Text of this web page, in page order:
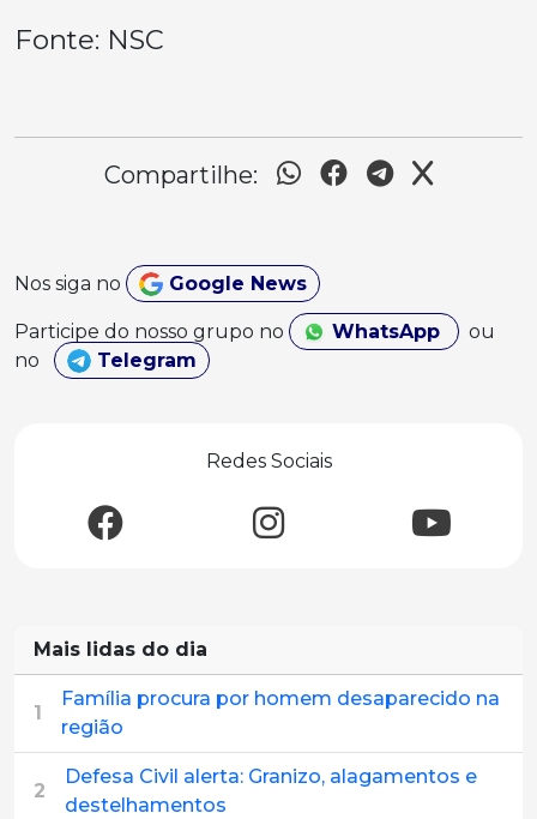
Fonte: NSC
Compartilhe:
Nos siga no Google News
Participe do nosso grupo no WhatsApp
ou
no
Telegram
Redes Sociais
Mais lidas do dia
1
Família procura por homem desaparecido na
região
2
Defesa Civil alerta: Granizo, alagamentos e
destelhamentos